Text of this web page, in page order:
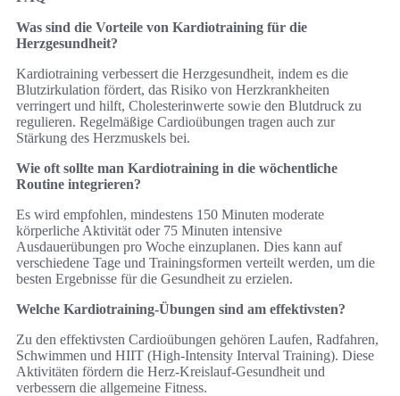
Was sind die Vorteile von Kardiotraining für die
Herzgesundheit?
Kardiotraining verbessert die Herzgesundheit, indem es die
Blutzirkulation fördert, das Risiko von Herzkrankheiten
verringert und hilft, Cholesterinwerte sowie den Blutdruck zu
regulieren. Regelmäßige Cardioübungen tragen auch zur
Stärkung des Herzmuskels bei.
Wie oft sollte man Kardiotraining in die wöchentliche
Routine integrieren?
Es wird empfohlen, mindestens 150 Minuten moderate
körperliche Aktivität oder 75 Minuten intensive
Ausdauerübungen pro Woche einzuplanen. Dies kann auf
verschiedene Tage und Trainingsformen verteilt werden, um die
besten Ergebnisse für die Gesundheit zu erzielen.
Welche Kardiotraining-Übungen sind am effektivsten?
Zu den effektivsten Cardioübungen gehören Laufen, Radfahren,
Schwimmen und HIIT (High-Intensity Interval Training). Diese
Aktivitäten fördern die Herz-Kreislauf-Gesundheit und
verbessern die allgemeine Fitness.